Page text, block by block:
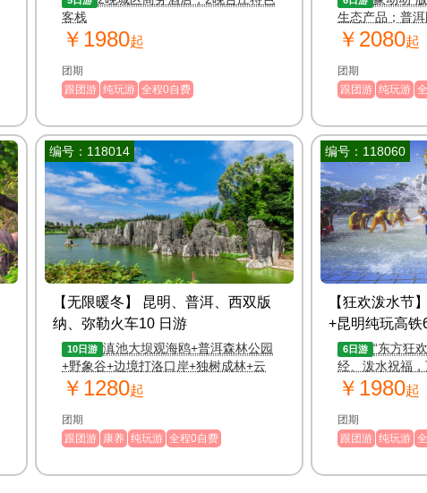
客栈
￥1980起
团期
跟团游 纯玩游 全程0自费
生态产品；普
园-野象谷-告庄
￥2080起
团期
跟团游 纯玩游
编号：118014
【无限暖冬】 昆明、普洱、西双版
纳、弥勒火车10 日游
10日游 滇池大坝观海鸥+普洱森林公园
+野象谷+边境打洛口岸+独树成林+云
茶庄园+傣族村寨+弥勒
￥1280起
团期
跟团游 康养 纯玩游 全程0自费
编号：118060
【狂欢泼水节
+昆明纯玩高铁
6日游 “东方狂
经、泼水祝福
痛苦，成干上
￥1980起
团期
跟团游 纯玩游